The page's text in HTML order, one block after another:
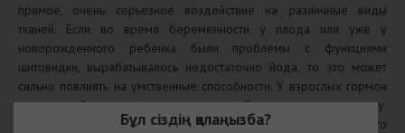
прямое, очень серьезное воздействие на различные виды
тканей. Если во время беременности у плода или уже у
новорожденного ребенка были проблемы с функциями
щитовидки, вырабатывалось недостаточно йода, то это может
сильно повлиять на умственные способности. У взрослых гормон
щитовидной железы влияет на энергообмен и нервную систему.
Если щитовидка вырабатывает переизбыток гормонов, то
Бұл сіздің қалаңызба?